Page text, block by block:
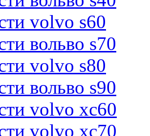
volvo s60
вольво s70
volvo s80
вольво s90
volvo xc60
volvo xc70